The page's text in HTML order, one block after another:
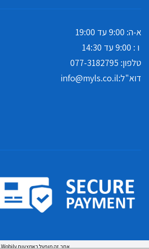
א-ה: 9:00 עד 19:00
ו : 9:00 עד 14:30
טלפון: 077-3182795
דוא"ל:info@myls.co.il
אתר זה מופעל באמצעותWobily